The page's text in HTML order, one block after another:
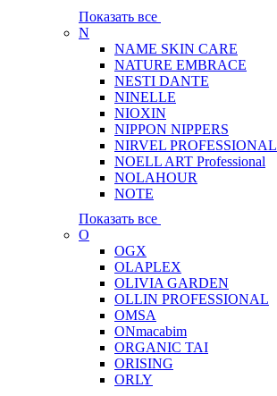
Показать все
N
NAME SKIN CARE
NATURE EMBRACE
NESTI DANTE
NINELLE
NIOXIN
NIPPON NIPPERS
NIRVEL PROFESSIONAL
NOELL ART Professional
NOLAHOUR
NOTE
Показать все
O
OGX
OLAPLEX
OLIVIA GARDEN
OLLIN PROFESSIONAL
OMSA
ONmacabim
ORGANIC TAI
ORISING
ORLY